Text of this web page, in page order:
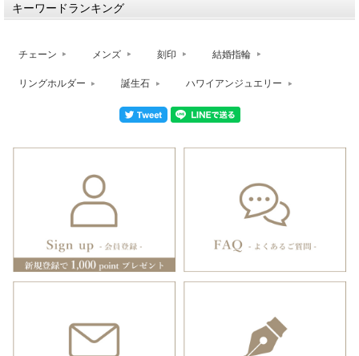
キーワードランキング
チェーン メンズ 刻印 結婚指輪
リングホルダー 誕生石 ハワイアンジュエリー